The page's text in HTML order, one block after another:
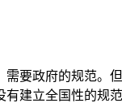
要政府的规范。
建立全国性的规范